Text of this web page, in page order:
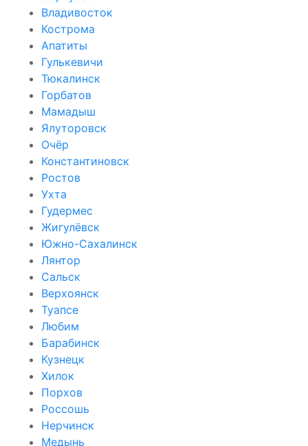
Владивосток
Кострома
Апатиты
Гулькевичи
Тюкалинск
Горбатов
Мамадыш
Ялуторовск
Очёр
Константиновск
Ростов
Ухта
Гудермес
Жигулёвск
Южно-Сахалинск
Лянтор
Сальск
Верхоянск
Туапсе
Любим
Барабинск
Кузнецк
Хилок
Порхов
Россошь
Нерчинск
Медынь